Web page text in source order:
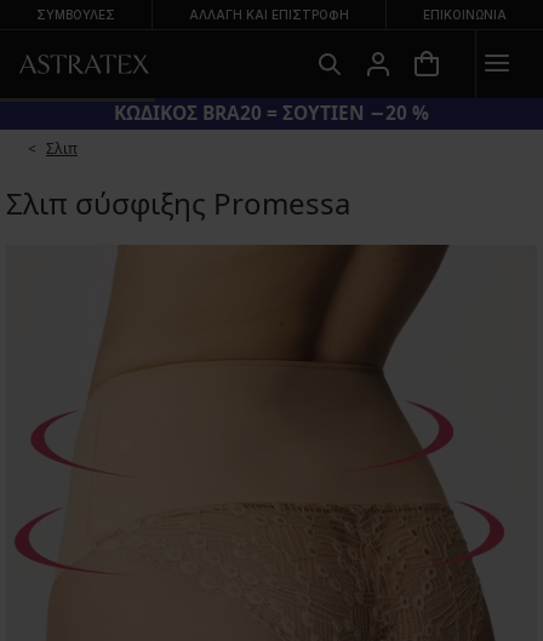
ΣΥΜΒΟΥΛΕΣ ΑΛΛΑΓΉ ΚΑΙ ΕΠΙΣΤΡΟΦΉ ΕΠΙΚΟΙΝΩΝΊΑ
ΚΩΔΙΚΟΣ BRA20 = ΣΟΥΤΙΕΝ −20 %
Σλιπ
Σλιπ σύσφιξης Promessa